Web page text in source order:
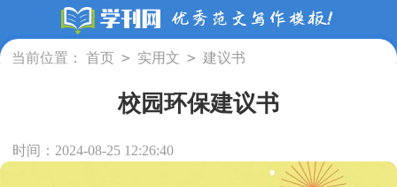
当前位置： 首页 > 实用文 > 建议书
校园环保建议书
时间：2024-08-25 12:26:40